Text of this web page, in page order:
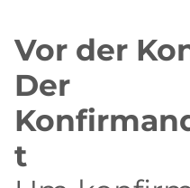
Vor der
Der
t